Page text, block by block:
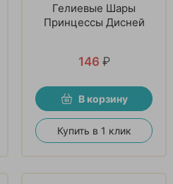
Гелиевые Шары
Принцессы Дисней
146 ₽
В корзину
Купить в 1 клик